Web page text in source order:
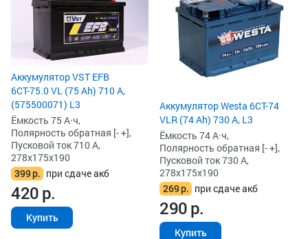
Аккумулятор VST EFB
6СТ-75.0 VL (75 Ah) 710 А,
(575500071) L3
Ёмкость 75 А·ч,
Полярность обратная [- +],
Пусковой ток 710 А,
278x175x190
399р. при сдаче акб
420р.
Купить
Аккумулятор Westa 6СТ-74
VLR (74 Ah) 730 А, L3
Ёмкость 74 А·ч,
Полярность обратная [- +],
Пусковой ток 730 А,
278x175x190
269р. при сдаче акб
290р.
Купить